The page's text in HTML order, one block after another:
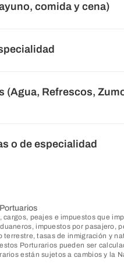
comida y cena)
(Agua, Refrescos,
o de especialidad
peajes e impuestos que
impuestos por pasajero,
terrestre, tasas de inmigración y
Porturarios pueden ser
están sujetos a cambios y